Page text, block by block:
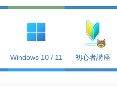
Windows 10 / 11 初心者講座